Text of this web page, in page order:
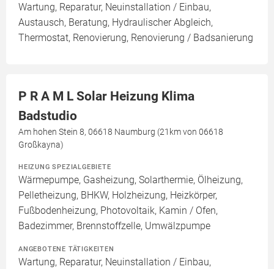
Wartung, Reparatur, Neuinstallation / Einbau,
Austausch, Beratung, Hydraulischer Abgleich,
Thermostat, Renovierung, Renovierung / Badsanierung
P R A M L Solar Heizung Klima
Badstudio
Am hohen Stein 8, 06618 Naumburg (21km von 06618
Großkayna)
HEIZUNG SPEZIALGEBIETE
Wärmepumpe, Gasheizung, Solarthermie, Ölheizung,
Pelletheizung, BHKW, Holzheizung, Heizkörper,
Fußbodenheizung, Photovoltaik, Kamin / Ofen,
Badezimmer, Brennstoffzelle, Umwälzpumpe
ANGEBOTENE TÄTIGKEITEN
Wartung, Reparatur, Neuinstallation / Einbau,